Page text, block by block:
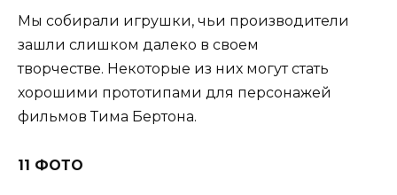
Мы собирали игрушки, чьи производители
зашли слишком далеко в своем
творчестве. Некоторые из них могут стать
хорошими прототипами для персонажей
фильмов Тима Бертона.
11 ФОТО